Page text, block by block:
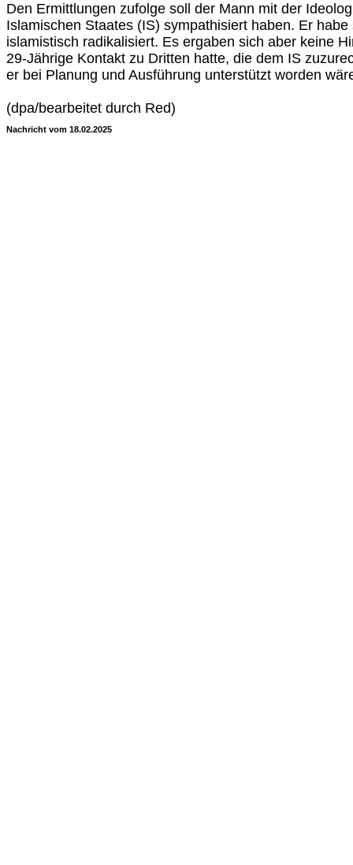
Den Ermittlungen zufolge soll der Mann mit der
Islamischen Staates (IS) sympathisiert haben. Er
islamistisch radikalisiert. Es ergaben sich aber keine
29-Jährige Kontakt zu Dritten hatte, die dem IS
er bei Planung und Ausführung unterstützt worden
(dpa/bearbeitet durch Red)
Nachricht vom 18.02.2025